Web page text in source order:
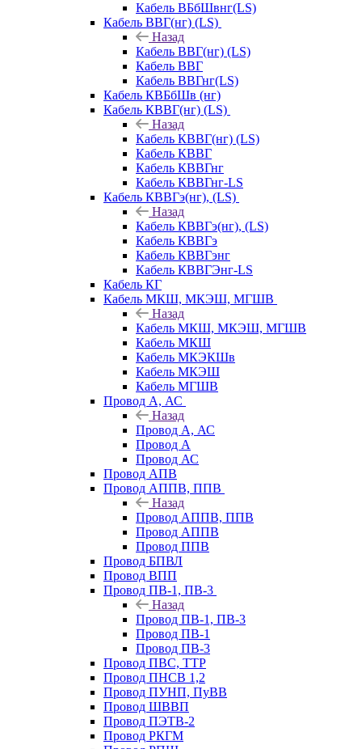
Кабель ВБбШвнг(LS)
Кабель ВВГ(нг) (LS)
Назад
Кабель ВВГ(нг) (LS)
Кабель ВВГ
Кабель ВВГнг(LS)
Кабель КВБбШв (нг)
Кабель КВВГ(нг) (LS)
Назад
Кабель КВВГ(нг) (LS)
Кабель КВВГ
Кабель КВВГнг
Кабель КВВГнг-LS
Кабель КВВГэ(нг), (LS)
Назад
Кабель КВВГэ(нг), (LS)
Кабель КВВГэ
Кабель КВВГэнг
Кабель КВВГЭнг-LS
Кабель КГ
Кабель МКШ, МКЭШ, МГШВ
Назад
Кабель МКШ, МКЭШ, МГШВ
Кабель МКШ
Кабель МКЭКШв
Кабель МКЭШ
Кабель МГШВ
Провод А, АС
Назад
Провод А, АС
Провод А
Провод АС
Провод АПВ
Провод АППВ, ППВ
Назад
Провод АППВ, ППВ
Провод АППВ
Провод ППВ
Провод БПВЛ
Провод ВПП
Провод ПВ-1, ПВ-3
Назад
Провод ПВ-1, ПВ-3
Провод ПВ-1
Провод ПВ-3
Провод ПВС, ТТР
Провод ПНСВ 1,2
Провод ПУНП, ПуВВ
Провод ШВВП
Провод ПЭТВ-2
Провод РКГМ